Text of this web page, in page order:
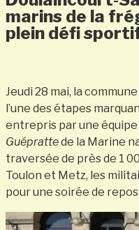
marins de la
plein défi
Jeudi 28 mai, la
l’une des étapes
entrepris par une
Guéprattede la Marine
traversée de près de 1
Toulon et Metz, les
pour une soirée de